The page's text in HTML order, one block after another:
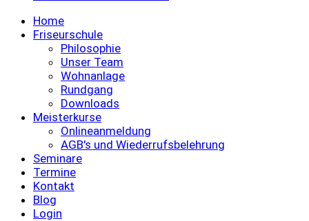
Home
Friseurschule
Philosophie
Unser Team
Wohnanlage
Rundgang
Downloads
Meisterkurse
Onlineanmeldung
AGB's und Wiederrufsbelehrung
Seminare
Termine
Kontakt
Blog
Login